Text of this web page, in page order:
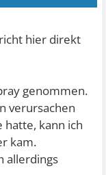
hier direkt
genommen.
verursachen
hatte, kann ich
kam.
allerdings